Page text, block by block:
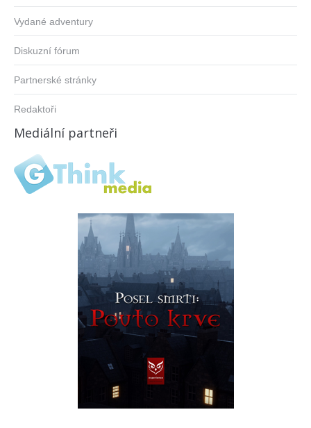
Vydané adventury
Diskuzní fórum
Partnerské stránky
Redaktoři
Mediální partneři